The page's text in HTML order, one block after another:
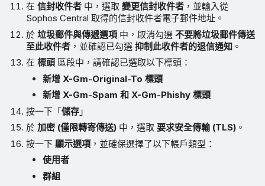
在信封收件者 中，選取變更信封收件者 ，並輸入從
Sophos Central 取得的信封收件者電子郵件地址。
於垃圾郵件與傳遞選項 中，取消勾選不要將垃圾郵件傳送
至此收件者 ，並確認已勾選抑制此收件者的退信通知 。
在標頭 區段中，請確認已選取以下標頭：
新增 X-Gm-Original-To 標頭
新增 X-Gm-Spam 和 X-Gm-Phishy 標頭
按一下「儲存 」
於加密 (僅限轉寄傳送) 中，選取要求安全傳輸 (TLS) 。
按一下顯示選項 ，並確保選擇了以下帳戶類型：
使用者
群組